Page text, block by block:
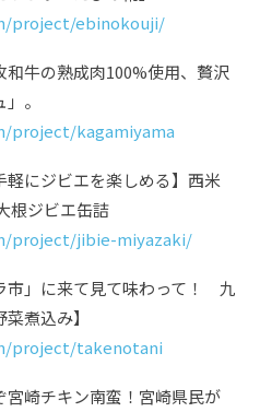
project/ebinokouji/
牛の熟成肉100%使用、贅沢
。
project/kagamiyama
にジビエを楽しめる】西米
根ジビエ缶詰
project/jibie-miyazaki/
市」に来て見て味わって！ 九
煮込み】
project/takenotani
崎チキン南蛮！宮崎県民が